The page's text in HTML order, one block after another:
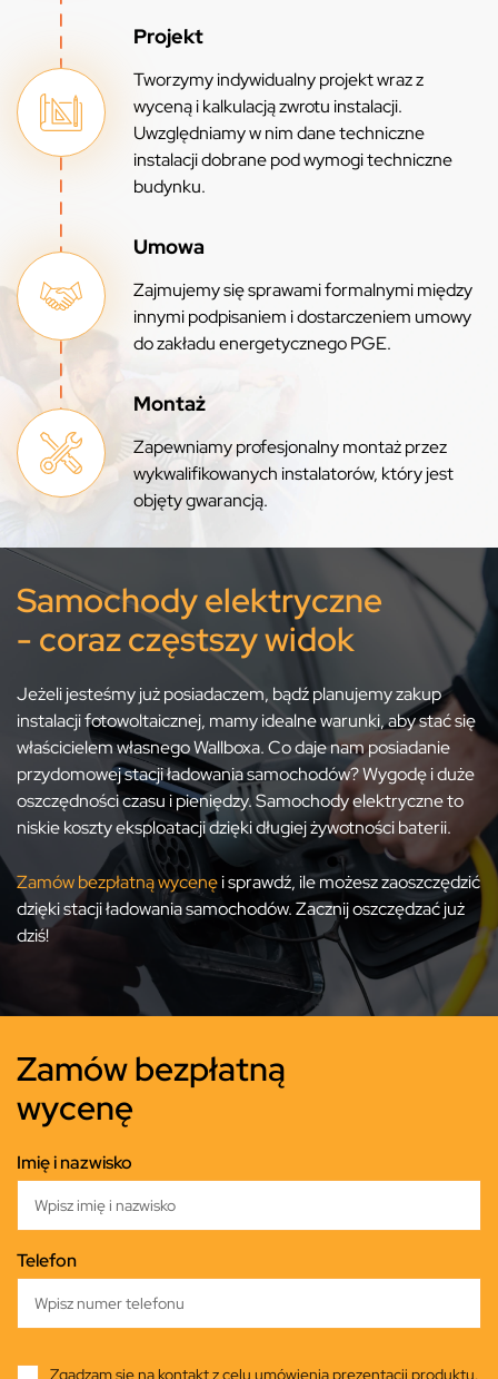
Projekt
Tworzymy indywidualny projekt wraz z
wyceną i kalkulacją zwrotu instalacji.
Uwzględniamy w nim dane techniczne
instalacji dobrane pod wymogi techniczne
budynku.
Umowa
Zajmujemy się sprawami formalnymi między
innymi podpisaniem i dostarczeniem umowy
do zakładu energetycznego PGE.
Montaż
Zapewniamy profesjonalny montaż przez
wykwalifikowanych instalatorów, który jest
objęty gwarancją.
Samochody elektryczne
- coraz częstszy widok
Jeżeli jesteśmy już posiadaczem, bądź planujemy zakup
instalacji fotowoltaicznej, mamy idealne warunki, aby stać się
właścicielem własnego Wallboxa. Co daje nam posiadanie
przydomowej stacji ładowania samochodów? Wygodę i duże
oszczędności czasu i pieniędzy. Samochody elektryczne to
niskie koszty eksploatacji dzięki długiej żywotności baterii.
Zamów bezpłatną wycenęi sprawdź, ile możesz zaoszczędzić
dzięki stacji ładowania samochodów. Zacznij oszczędzać już
dziś!
Zamów bezpłatną
wycenę
Imię i nazwisko
Telefon
Zgadzam się na kontakt z celu umówienia prezentacji produktu.